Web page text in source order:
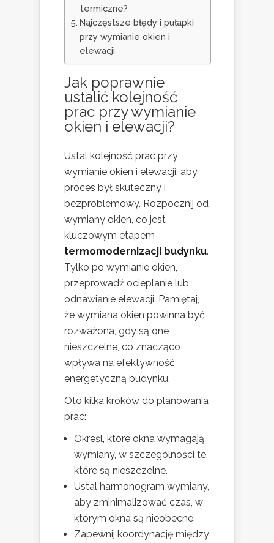
termiczne?
Najczęstsze błędy i pułapki
przy wymianie okien i
elewacji
Jak poprawnie
ustalić kolejność
prac przy wymianie
okien i elewacji?
Ustal kolejność prac przy
wymianie okien i elewacji, aby
proces był skuteczny i
bezproblemowy. Rozpocznij od
wymiany okien, co jest
kluczowym etapem
termomodernizacji budynku.
Tylko po wymianie okien,
przeprowadź ocieplanie lub
odnawianie elewacji. Pamiętaj,
że wymiana okien powinna być
rozważona, gdy są one
nieszczelne, co znacząco
wpływa na efektywność
energetyczną budynku.
Oto kilka kroków do planowania
prac:
Określ, które okna wymagają
wymiany, w szczególności te,
które są nieszczelne.
Ustal harmonogram wymiany,
aby zminimalizować czas, w
którym okna są nieobecne.
Zapewnij koordynację między